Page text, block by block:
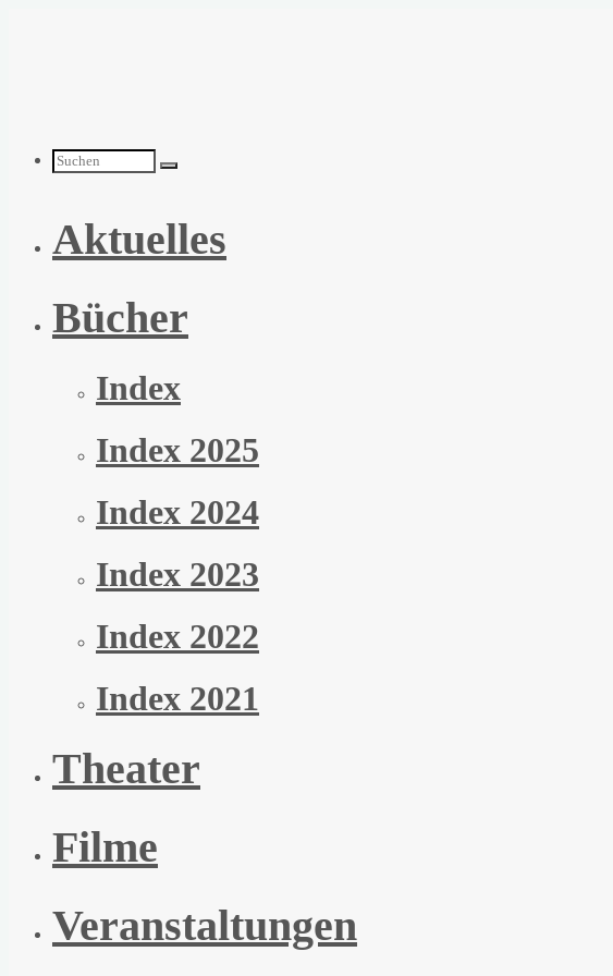
Suchen
nach:
Aktuelles
Bücher
Index
Index 2025
Index 2024
Index 2023
Index 2022
Index 2021
Theater
Filme
Veranstaltungen